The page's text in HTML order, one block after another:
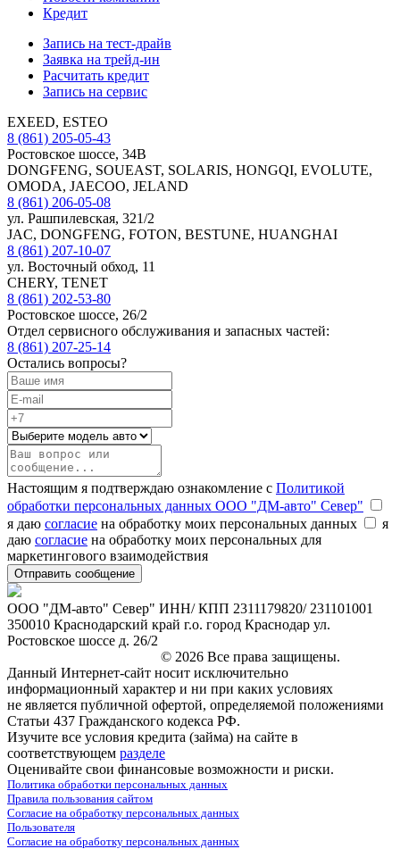
Кредит
Запись на тест-драйв
Заявка на трейд-ин
Расчитать кредит
Запись на сервис
EXEED, ESTEO
8 (861) 205-05-43
Ростовское шоссе, 34В
DONGFENG, SOUEAST, SOLARIS, HONGQI, EVOLUTE,
OMODA, JAECOO, JELAND
8 (861) 206-05-08
ул. Рашпилевская, 321/2
JAC, DONGFENG, FOTON, BESTUNE, HUANGHAI
8 (861) 207-10-07
ул. Восточный обход, 11
CHERY, TENET
8 (861) 202-53-80
Ростовское шоссе, 26/2
Отдел сервисного обслуживания и запасных частей:
8 (861) 207-25-14
Остались вопросы?
Настоящим я подтверждаю ознакомление с Политикой
обработки персональных данных ООО "ДМ-авто" Север"
я даю согласие на обработку моих персональных данных
я
даю согласие на обработку моих персональных для
маркетингового взаимодействия
ООО "ДМ-авто" Север" ИНН/ КПП 2311179820/ 231101001
350010 Краснодарский край г.о. город Краснодар ул.
Ростовское шоссе д. 26/2
© 2026 Все права защищены.
Данный Интернет-сайт носит исключительно
информационный характер и ни при каких условиях
не является публичной офертой, определяемой положениями
Статьи 437 Гражданского кодекса РФ.
Изучите все условия кредита (займа) на сайте в
соответствующем разделе
Оценивайте свои финансовые возможности и риски.
Политика обработки персональных данных
Правила пользования сайтом
Согласие на обработку персональных данных
Пользователя
Согласие на обработку персональных данных